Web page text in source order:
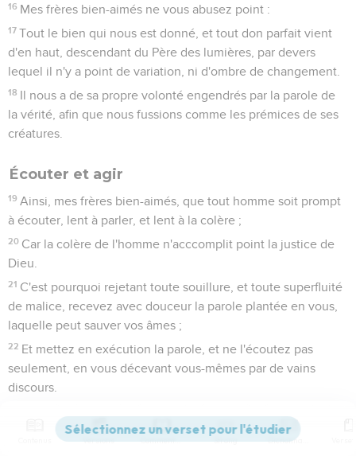
16 Mes frères bien-aimés ne vous abusez point :
17 Tout le bien qui nous est donné, et tout don parfait vient
d'en haut, descendant du Père des lumières, par devers
lequel il n'y a point de variation, ni d'ombre de changement.
18 Il nous a de sa propre volonté engendrés par la parole de
la vérité, afin que nous fussions comme les prémices de ses
créatures.
Écouter et agir
19 Ainsi, mes frères bien-aimés, que tout homme soit prompt
à écouter, lent à parler, et lent à la colère ;
20 Car la colère de l'homme n'acccomplit point la justice de
Dieu.
21 C'est pourquoi rejetant toute souillure, et toute superfluité
de malice, recevez avec douceur la parole plantée en vous,
laquelle peut sauver vos âmes ;
22 Et mettez en exécution la parole, et ne l'écoutez pas
seulement, en vous décevant vous-mêmes par de vains
discours.
exécution, il est semblable à un homme qui considère dans
Versions Commentaires Strong